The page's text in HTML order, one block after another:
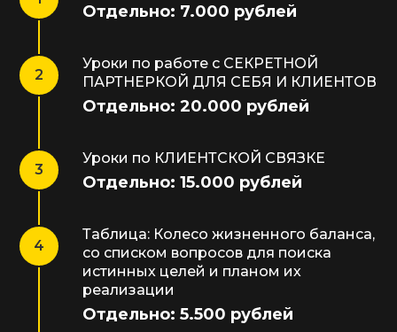
Отдельно: 7.000 рублей
Уроки по работе с СЕКРЕТНОЙ
ПАРТНЕРКОЙ ДЛЯ СЕБЯ И КЛИЕНТОВ
Отдельно: 20.000 рублей
Уроки по КЛИЕНТСКОЙ СВЯЗКЕ
Отдельно: 15.000 рублей
Таблица: Колесо жизненного баланса,
со списком вопросов для поиска
истинных целей и планом их
реализации
Отдельно: 5.500 рублей